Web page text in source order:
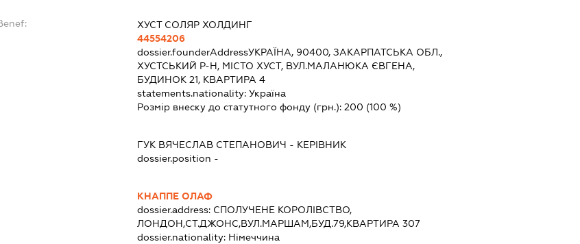
ХУСТ СОЛЯР ХОЛДИНГ
44554206
dossier.founderAddressУКРАЇНА, 90400, ЗАКАРПАТСЬКА ОБЛ.,
ХУСТСЬКИЙ Р-Н, МІСТО ХУСТ, ВУЛ.МАЛАНЮКА ЄВГЕНА,
БУДИНОК 21, КВАРТИРА 4
statements.nationality: Україна
Розмір внеску до статутного фонду (грн.): 200 (100 %)
ГУК ВЯЧЕСЛАВ СТЕПАНОВИЧ - КЕРІВНИК
dossier.position -
КНАППЕ ОЛАФ
dossier.address: СПОЛУЧЕНЕ КОРОЛІВСТВО,
ЛОНДОН,СТ.ДЖОНС,ВУЛ.МАРШАМ,БУД.79,КВАРТИРА 307
dossier.nationality: Німеччина